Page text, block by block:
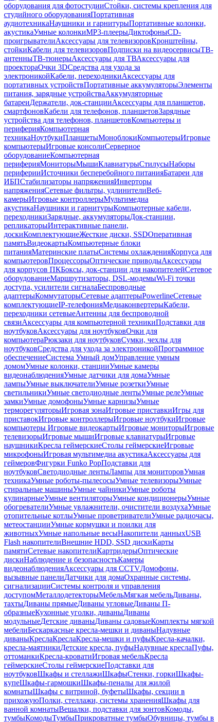
оборудования для фотостудииСтойки, системы крепления для
студийного оборудованияПортативная
аудиотехникаНаушники и гарнитурыПортативные колонки,
акустикаУмные колонкиMP3-плеерыДиктофоныCD-
проигрывателиАксессуары для телевизоровКронштейны,
стойкиКабели для телевизоровПодписки на видеосервисыТВ-
антенныТВ-тюнерыАксессуары для ТВАксессуары для
проектораОчки 3DСредства для ухода за
электроникойКабели, переходникиАксессуары для
портативных устройствПортативные аккумуляторыЭлементы
питания, зарядные устройстваАккумуляторные
батареиДержатели, док-станцииАксессуары для планшетов,
смартфоновКабели для телефонов, планшетовЗарядные
устройства для телефонов, планшетовКомпьютеры и
периферияКомпьютерная
техникаНоутбукиПланшетыМоноблокиКомпьютерыИгровые
компьютерыИгровые консолиСерверное
оборудованиеКомпьютерная
периферияМониторыМышиКлавиатурыСтилусыНаборы
периферииИсточники бесперебойного питанияБатареи для
ИБПСтабилизаторы напряженияИнверторы
напряженияСетевые фильтры, удлинителиВеб-
камерыИгровые контроллерыМультимедиа
акустикаНаушники и гарнитурыКомпьютерные кабели,
переходникиЗарядные, аккумуляторыДок-станции,
репликаторыИнтерактивные панели,
доскиКомплектующиеЖесткие диски, SSDОперативная
памятьВидеокартыКомпьютерные блоки
питанияМатеринские платыСистемы охлажденияКорпуса для
компьютеровПроцессорыОптические приводыАксессуары
для корпусов ПКБоксы, док-станции для накопителейСетевое
оборудованиеМаршрутизаторы, DSL-модемыWi-Fi точки
доступа, усилители сигналаБеспроводные
адаптерыКоммутаторыСетевые адаптерыPowerlineСетевые
комплектующиеIP-телефонияМедиаконвертерыКабели,
переходники сетевыеАнтенны для беспроводной
связиАксессуары для компьютерной техникиПодставки для
ноутбуковАксессуары для ноутбуковОчки для
компьютераРюкзаки для ноутбуковСумки, чехлы для
ноутбуковСредства для ухода за электроникойПрограммное
обеспечениеСистема Умный домУправление умным
домомУмные колонки, станцииУмные камеры
видеонаблюденияУмные датчики для домаУмные
лампыУмные выключателиУмные розеткиУмные
светильникиУмные светодиодные лентыУмные релеУмные
замкиУмные домофоныУмные карнизыУмные
терморегуляторыИгровая зонаИгровые приставкиИгры для
приставокИгровые контроллерыИгровые ноутбукиИгровые
компьютеры Игровые видеокартыИгровые мониторыИгровые
телевизорыИгровые мышиИгровые клавиатурыИгровые
наушникиКресла геймерскиеСтолы геймерскиеИгровые
микрофоныИгровая мультимедиа акустикаАксессуары для
геймеровФигурки Funko PopПодставки для
ноутбуковСветодиодные лентыЛампы для мониторовУмная
техникаУмные роботы-пылесосыУмные телевизорыУмные
стиральные машиныУмные чайникиУмные роботы
кулинарныеУмные вентиляторыУмные кондиционерыУмные
обогревателиУмные увлажнители, очистители воздухаУмные
отопительные котлыУмные проветривателиУмные радиочасы,
метеостанцииУмные кормушки и поилки для
животныхУмные напольные весыНакопители данныхUSB
Flash накопителиВнешние HDD, SSD дискиКарты
памятиСетевые накопителиКартридерыОптические
дискиНаблюдение и безопасностьКамеры
видеонаблюденияАксессуары для CCTVДомофоны,
вызывные панелиДатчики для домаОхранные системы,
сигнализацииСистемы контроля и управления
доступомМеталлодетекторыМебельМягкая мебельДиваны,
тахтыДиваны прямыеДиваны угловыеДиваны П-
образныеКухонные уголки, диваныДиваны
модульныеДетские диваныДиваны садовыеКомплекты мягкой
мебелиБескаркасные кресла-мешки и диваныНадувные
диваныКреслаКреслаКресла-мешки и пуфыКресла-качалки,
кресла-маятникиДетские кресла, пуфыНадувные креслаПуфы,
оттоманкиКресла-кроватиИгровая мебельКресла
геймерскиеСтолы геймерскиеПодставки для
ноутбуковШкафы и стеллажиШкафыСтенки, горкиШкафы-
купеШкафы-гармошкиШкафы-пеналы для жилой
комнатыШкафы с витриной, буфетыШкафы, секции в
прихожуюПолки, стеллажи, системы храненияШкафы для
ванной комнатыВешалки, подставки для зонтовКомоды,
тумбыКомодыТумбыПрикроватные тумбыОбувницы, тумбы в